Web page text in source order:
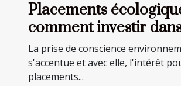
Placements
comment investir
développement
La prise de conscience
s'accentue et avec elle, l'intérêt
placements...